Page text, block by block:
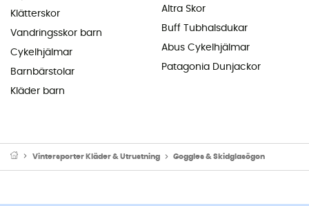
Klätterskor
Vandringsskor barn
Cykelhjälmar
Barnbärstolar
Kläder barn
Altra Skor
Buff Tubhalsdukar
Abus Cykelhjälmar
Patagonia Dunjackor
Vintersporter Kläder & Utrustning Goggles & Skidglasögon